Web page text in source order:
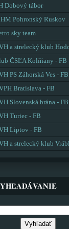
Dobový tábor
Pohronský Ruskov
sky team
a strelecký klub
ČSĽA Kolíňany - FB
PS Záhorská Ves - FB
Bratislava - FB
Slovenská brána - FB
Turiec - FB
Liptov - FB
a strelecký klub